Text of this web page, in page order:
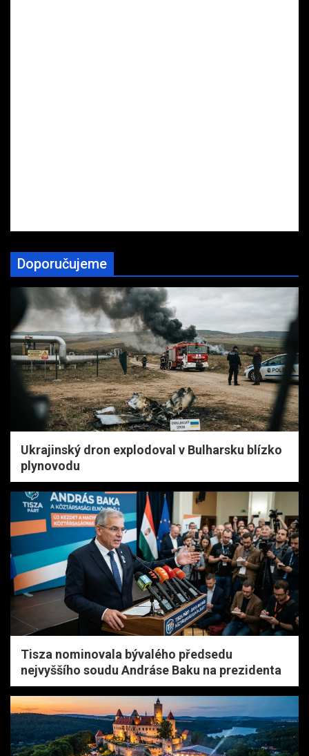
Doporučujeme
Ukrajinský dron explodoval v Bulharsku blízko
plynovodu
Tisza nominovala bývalého předsedu
nejvyššího soudu Andráse Baku na prezidenta